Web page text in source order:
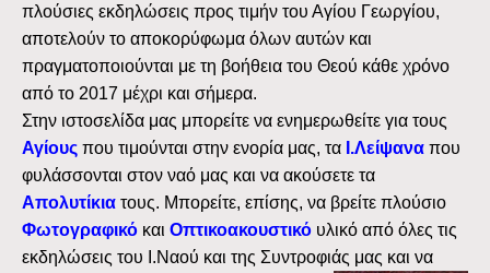
πλούσιες εκδηλώσεις προς τιμήν του Αγίου Γεωργίου,
αποτελούν το αποκορύφωμα όλων αυτών και
πραγματοποιούνται με τη βοήθεια του Θεού κάθε χρόνο
από το 2017 μέχρι και σήμερα.
Στην ιστοσελίδα μας μπορείτε να ενημερωθείτε για τους
Αγίους που τιμούνται στην ενορία μας, τα Ι.Λείψανα που
φυλάσσονται στον ναό μας και να ακούσετε τα
Απολυτίκια τους. Μπορείτε, επίσης, να βρείτε πλούσιο
Φωτογραφικό και Οπτικοακουστικό υλικό από όλες τις
εκδηλώσεις του Ι.Ναού και της Συντροφιάς μας και να